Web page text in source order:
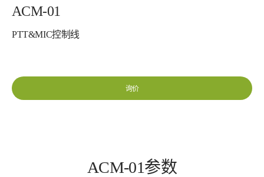
ACM-01
PTT&MIC控制线
询价
ACM-01参数